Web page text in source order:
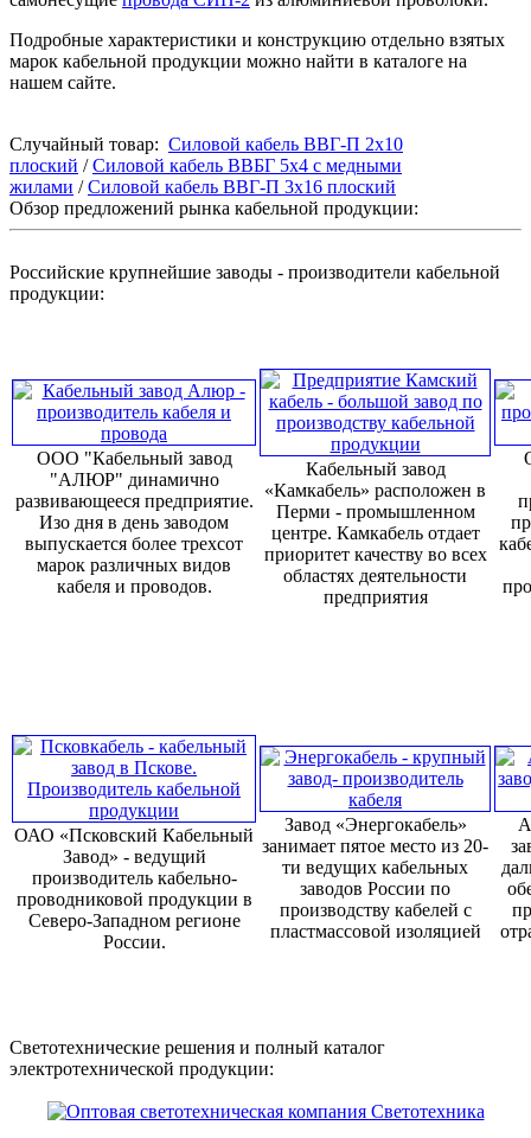
Подробные характеристики и конструкцию отдельно взятых
марок кабельной продукции можно найти в каталоге на
нашем сайте.
Случайный товар: Силовой кабель ВВГ-П 2х10
плоский /Силовой кабель ВВБГ 5х4 с медными
жилами /Силовой кабель ВВГ-П 3х16 плоский
Обзор предложений рынка кабельной продукции:
Российские крупнейшие заводы - производители кабельной
продукции:
ООО "Кабельный завод
"АЛЮР" динамично
развивающееся предприятие.
Изо дня в день заводом
выпускается более трехсот
марок различных видов
кабеля и проводов.
Кабельный завод
«Камкабель» расположен в
Перми - промышленном
центре. Камкабель отдает
приоритет качеству во всех
областях деятельности
предприятия
ОАО «Псковский Кабельный
Завод» - ведущий
производитель кабельно-
проводниковой продукции в
Северо-Западном регионе
России.
Завод «Энергокабель»
занимает пятое место из 20-
ти ведущих кабельных
заводов России по
производству кабелей с
пластмассовой изоляцией
Светотехнические решения и полный каталог
электротехнической продукции: